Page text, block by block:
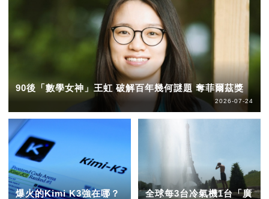
90後「數學女神」王虹 破解百年幾何謎題 奪菲爾茲獎
2026-07-24
爆火的Kimi K3強在哪？
全球每3台冷氣機1台「廣